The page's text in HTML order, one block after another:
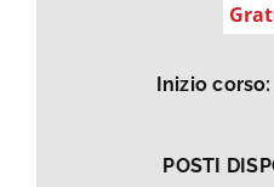
Inizio corso:
POSTI